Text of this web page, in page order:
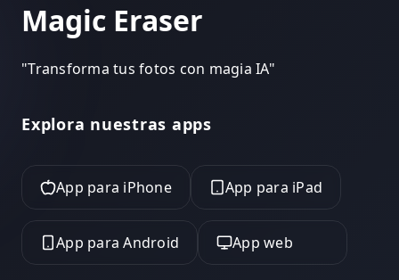
Magic Eraser
"Transforma tus fotos con magia IA"
Explora nuestras apps
App para iPhone App para iPad
App para Android App web